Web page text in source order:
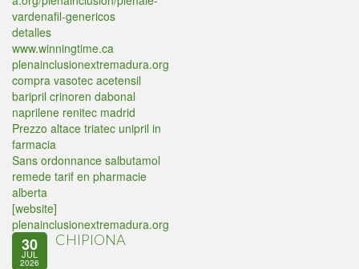
vardenafil-genericos
detalles
www.winningtime.ca
plenainclusionextremadura.org
compra vasotec acetensil
baripril crinoren dabonal
naprilene renitec madrid
Prezzo altace triatec unipril in
farmacia
Sans ordonnance salbutamol
remede tarif en pharmacie
alberta
[website]
plenainclusionextremadura.org
30
JUL
2026
CHIPIONA